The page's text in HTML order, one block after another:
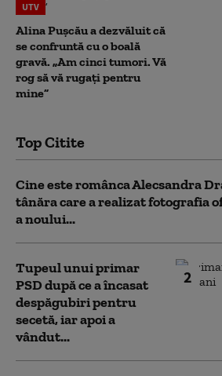
UTV
Alina Pușcău a dezvăluit că
se confruntă cu o boală
gravă. „Am cinci tumori. Vă
rog să vă rugați pentru
mine”
Top Citite
Cine este românca Alecsandra
tânăra care a realizat fotografia
a noului...
2
Tupeul unui primar
PSD după ce a încasat
despăgubiri pentru
secetă, iar apoi a
vândut...